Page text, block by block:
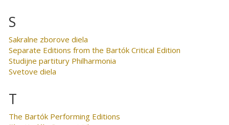
S
Sakralne zborove diela
Separate Editions from the Bartók Critical Edition
Studijne partitury Philharmonia
Svetove diela
T
The Bartók Performing Editions